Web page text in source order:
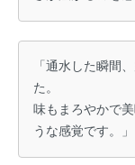
「通水した瞬間
た。
味もまろやかで
うな感覚です。」